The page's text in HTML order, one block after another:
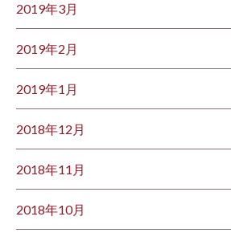
2019年3月
2019年2月
2019年1月
2018年12月
2018年11月
2018年10月